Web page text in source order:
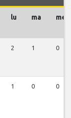
lu ma me
2 1 0
1 0 0